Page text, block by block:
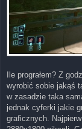
Ile prograłem? Z
wyrobić sobie jakąś
w zasadzie taka
jednak cyferki jakie
graficznych.